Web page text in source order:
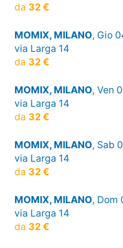
da 32 €
MOMIX, MILANO, Gio
via Larga 14
da 32 €
MOMIX, MILANO, Ven
via Larga 14
da 32 €
MOMIX, MILANO, Sab
via Larga 14
da 32 €
MOMIX, MILANO, Dom
via Larga 14
da 32 €